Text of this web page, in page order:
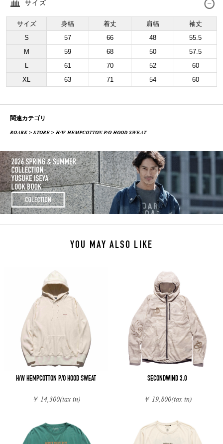
サイズ
サイズ 身幅 着丈 肩幅
袖丈
S
57 66 48
55.5
M
59 68 50
57.5
L
61 70 52
60
XL
63 71 54 60
関連カテゴリ
ROARK>STORE > H/W HEMPCOTTON P/O HOOD SWEAT
YOU MAY ALSO LIKE
H/W HEMPCOTTON P/O HOOD SWEAT
￥ 14,300(tax in)
SECONDWIND 3.0
￥ 19,800(tax in)